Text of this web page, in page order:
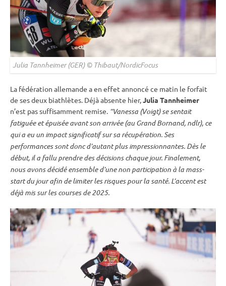
Julia Tannheimer (GER) © Thibaut/NordicFocus
La fédération allemande a en effet annoncé ce matin le forfait
de ses deux biathlètes. Déjà absente hier,Julia Tannheimer
n’est pas suffisamment remise. “Vanessa (Voigt) se sentait
fatiguée et épuisée avant son arrivée (au Grand Bornand, ndlr), ce
qui a eu un impact significatif sur sa récupération. Ses
performances sont donc d’autant plus impressionnantes. Dès le
début, il a fallu prendre des décisions chaque jour. Finalement,
nous avons décidé ensemble d’une non participation à la mass-
start du jour afin de limiter les risques pour la santé. L’accent est
déjà mis sur les courses de 2025.